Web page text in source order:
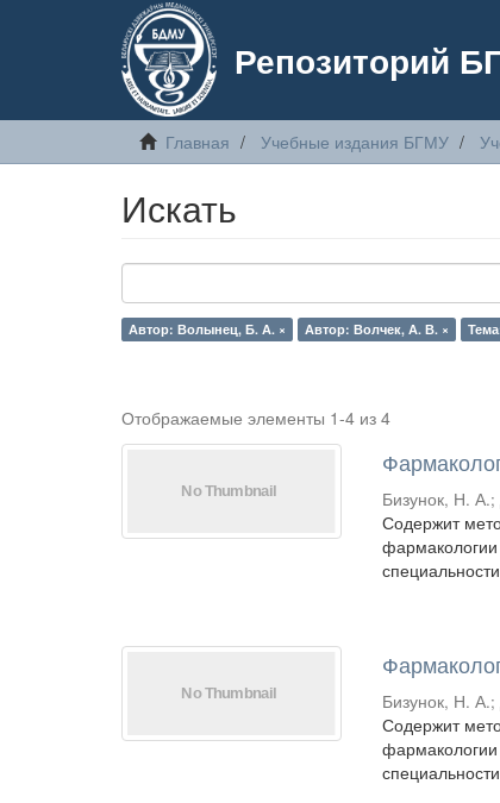
Репозиторий
Главная Учебные издания БГМУ
Искать
Автор: Волынец, Б. А. × Автор: Волчек, А. В. ×
Отображаемые элементы 1-4 из 4
Бизунок, Н. А.;
Содержит
Бизунок, Н. А.;
Содержит